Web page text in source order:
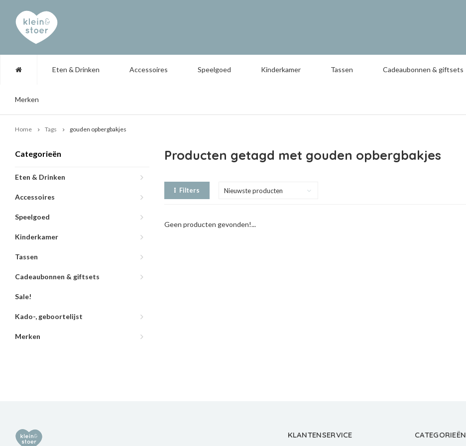
Eten & Drinken Accessoires Speelgoed Kinderkamer Tassen Cadeaubonnen & giftsets
Merken
Home Tags gouden opbergbakjes
Categorieën
Eten & Drinken
Accessoires
Speelgoed
Kinderkamer
Tassen
Cadeaubonnen & giftsets
Sale!
Kado-, geboortelijst
Merken
Producten getagd met gouden opbergbakjes
Filters Nieuwste producten
Geen producten gevonden!...
KLANTENSERVICE CATEGORIEËN